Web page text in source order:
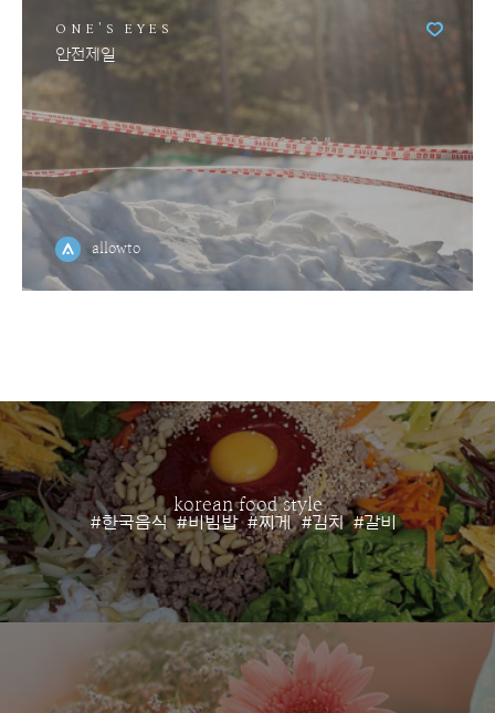
ONE'S EYES
안전제일
allowto
korean food style
#한국음식 #비빔밥 #찌게 #김치 #갈비